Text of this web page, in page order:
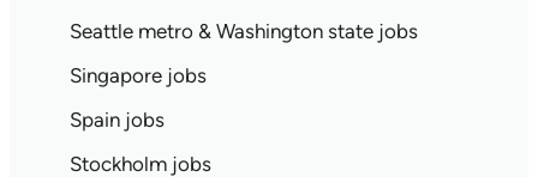
Seattle metro & Washington state jobs
Singapore jobs
Spain jobs
Stockholm jobs